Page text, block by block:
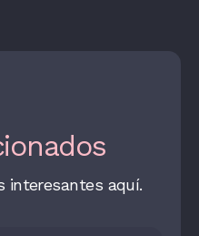
interesantes aquí.